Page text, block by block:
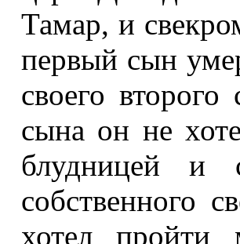
Тамар, и
первый сын
своего
сына он не
блудницей и
собственного
хотел пройти